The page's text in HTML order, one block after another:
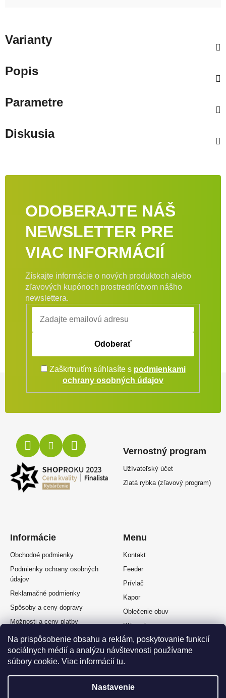
Na prispôsobenie obsahu a reklám, poskytovanie funkcií
sociálnych médií a analýzu návštevnosti používame
súbory cookie. Viac informácií tu.
Nastavenie
Varianty
Popis
Parametre
Diskusia
ODOBERAJTE NÁŠ
NEWSLETTER PRE
VIAC INFORMÁCIÍ
Získajte informácie o nových produktoch alebo
zľavových kupónoch prostredníctvom nášho
newslettera.
Odoberať
Zaškrtnutím súhlasíte s podmienkami
ochrany osobných údajov
Informácie
Obchodné podmienky
Podmienky ochrany osobných
údajov
Reklamačné podmienky
Spôsoby a ceny dopravy
Možnosti a ceny platby
Splátkový predaj
Odstúpenie od zmluvy
Vernostný program
Užívateľský účet
Zlatá rybka (zľavový program)
Menu
Kontakt
Feeder
Prívlač
Kapor
Oblečenie obuv
Plávaná
Muškárina